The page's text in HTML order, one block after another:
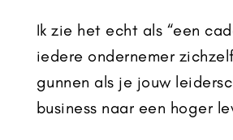
Ik zie het echt als “een
iedere ondernemer
gunnen als je jouw
business naar een hoger